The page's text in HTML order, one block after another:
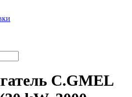
C.GMEL